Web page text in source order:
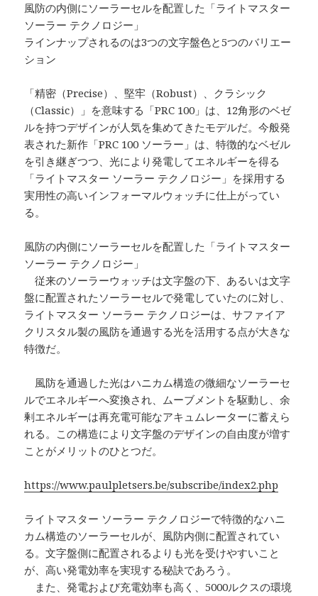
風防の内側にソーラーセルを配置した「ライトマスター
ソーラー テクノロジー」
ラインナップされるのは3つの文字盤色と5つのバリエー
ション
「精密（Precise）、堅牢（Robust）、クラシック
（Classic）」を意味する「PRC 100」は、12角形のベゼ
ルを持つデザインが人気を集めてきたモデルだ。今般発
表された新作「PRC 100 ソーラー」は、特徴的なベゼル
を引き継ぎつつ、光により発電してエネルギーを得る
「ライトマスター ソーラー テクノロジー」を採用する
実用性の高いインフォーマルウォッチに仕上がってい
る。
風防の内側にソーラーセルを配置した「ライトマスター
ソーラー テクノロジー」
従来のソーラーウォッチは文字盤の下、あるいは文字
盤に配置されたソーラーセルで発電していたのに対し、
ライトマスター ソーラー テクノロジーは、サファイア
クリスタル製の風防を通過する光を活用する点が大きな
特徴だ。
風防を通過した光はハニカム構造の微細なソーラーセ
ルでエネルギーへ変換され、ムーブメントを駆動し、余
剰エネルギーは再充電可能なアキュムレーターに蓄えら
れる。この構造により文字盤のデザインの自由度が増す
ことがメリットのひとつだ。
https://www.paulpletsers.be/subscribe/index2.php
ライトマスター ソーラー テクノロジーで特徴的なハニ
カム構造のソーラーセルが、風防内側に配置されてい
る。文字盤側に配置されるよりも光を受けやすいこと
が、高い発電効率を実現する秘訣であろう。
また、発電および充電効率も高く、5000ルクスの環境